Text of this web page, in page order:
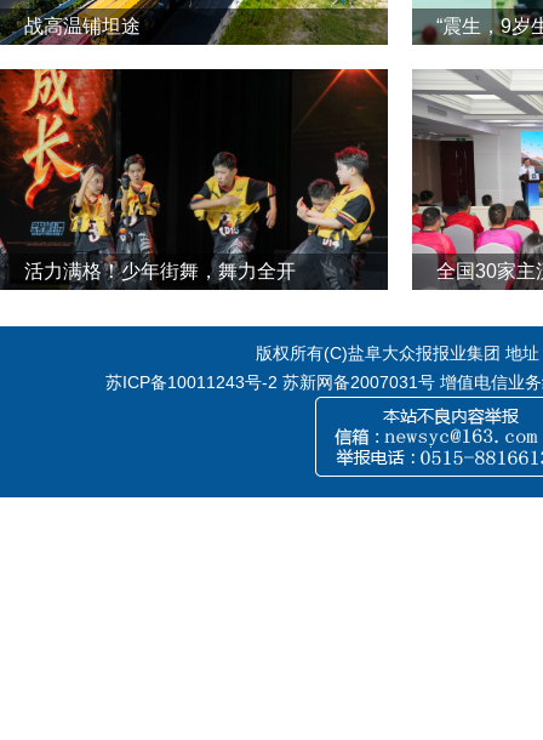
战高温铺坦途 “震生，9岁
活力满格！少年街舞，舞力全开 全国30家主
版权所有(C)盐阜大众报报业集团 地
苏ICP备10011243号-2 苏新网备2007031号 增值电信业